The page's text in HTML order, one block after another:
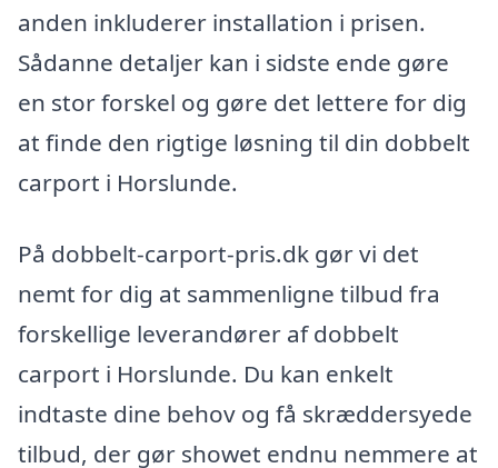
anden inkluderer installation i prisen.
Sådanne detaljer kan i sidste ende gøre
en stor forskel og gøre det lettere for dig
at finde den rigtige løsning til din dobbelt
carport i Horslunde.
På dobbelt-carport-pris.dk gør vi det
nemt for dig at sammenligne tilbud fra
forskellige leverandører af dobbelt
carport i Horslunde. Du kan enkelt
indtaste dine behov og få skræddersyede
tilbud, der gør showet endnu nemmere at